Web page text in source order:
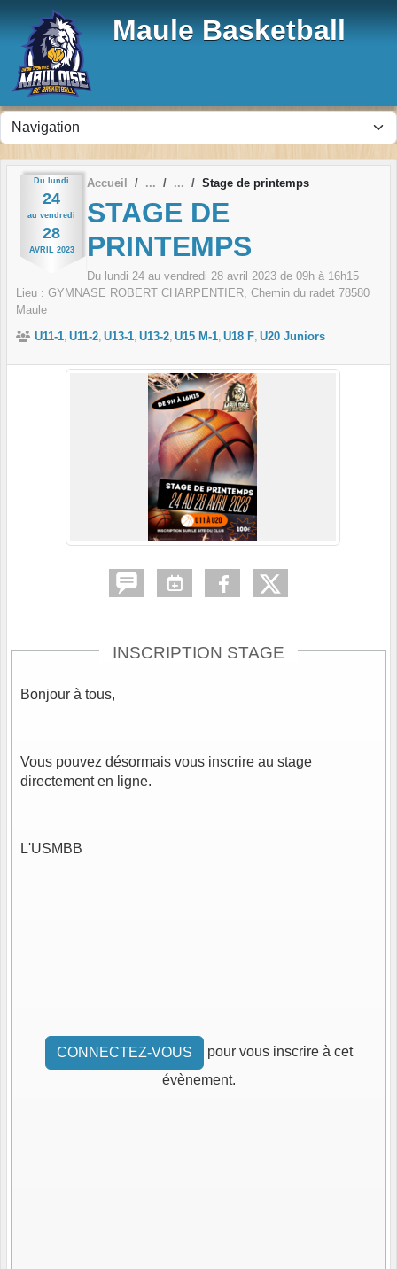
Maule Basketball
Du lundi
24
au vendredi
28
AVRIL 2023
Accueil Stage de printemps
STAGE DE
PRINTEMPS
Du lundi 24 au vendredi 28 avril 2023 de 09h à 16h15
Lieu : GYMNASE ROBERT CHARPENTIER, Chemin du radet 78580
Maule
U11-1 U11-2 U13-1 U13-2 U15 M-1 U18 F U20 Juniors
INSCRIPTION STAGE
Bonjour à tous,
Vous pouvez désormais vous inscrire au stage
directement en ligne.
L'USMBB
CONNECTEZ-VOUS
pour vous inscrire à cet
évènement.
Panneau de gestion des cookies